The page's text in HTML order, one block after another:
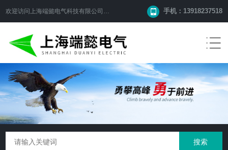
欢迎访问 上海端懿电气科技有限公司 网站！ 手机：13918237518